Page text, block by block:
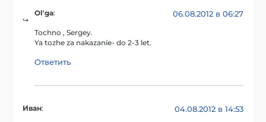
Ol'ga: 06.08.2012 в 06:27
Tochno , Sergey.
Ya tozhe za nakazanie- do 2-3 let.
Ответить
Иван: 04.08.2012 в 14:53